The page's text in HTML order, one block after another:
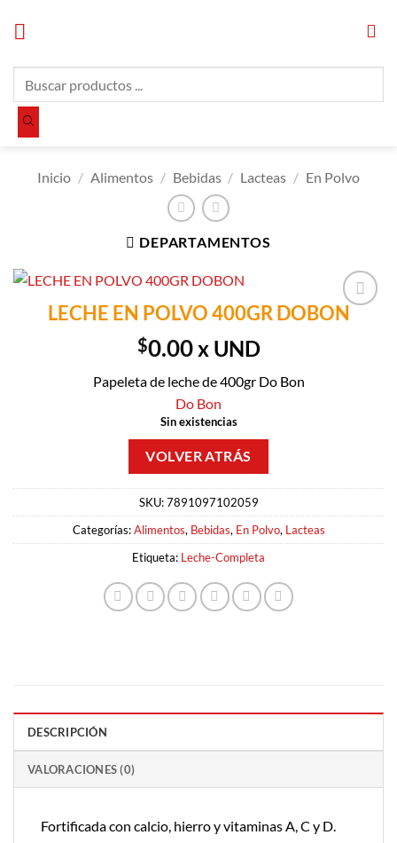
productos
Inicio / Alimentos / Bebidas / Lacteas / En Polvo
DEPARTAMENTOS
Añadir a
LECHE EN POLVO 400GR DOBON
$0.00x UND
Papeleta de leche de 400gr Do Bon
Do Bon
Sin existencias
SKU:7891097102059
Categorías:Alimentos, Bebidas, En Polvo, Lacteas
Etiqueta: Leche-Completa
DESCRIPCIÓN
VALORACIONES (0)
Fortificada con calcio, hierro y vitaminas A, C y D.